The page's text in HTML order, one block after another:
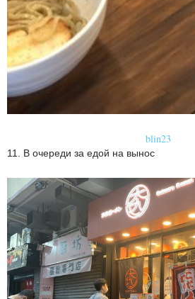
blin23
11. В очереди за едой на вынос